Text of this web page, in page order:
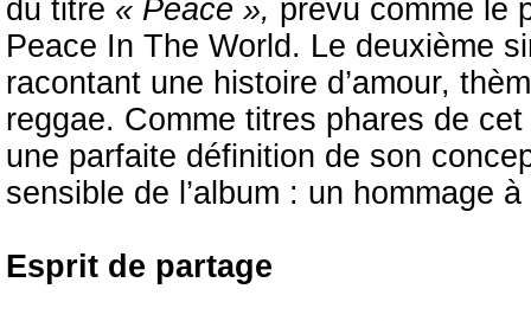
du titre « Peace », prévu comme le
Peace In The World. Le deuxième
racontant une histoire d’amour,
reggae. Comme titres phares de
une parfaite définition de son
sensible de l’album : un hommage
Esprit de partage